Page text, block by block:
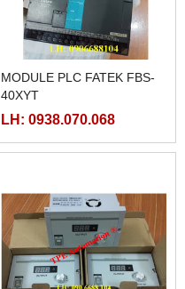
MODULE PLC FATEK FBS-
40XYT
LH: 0938.070.068